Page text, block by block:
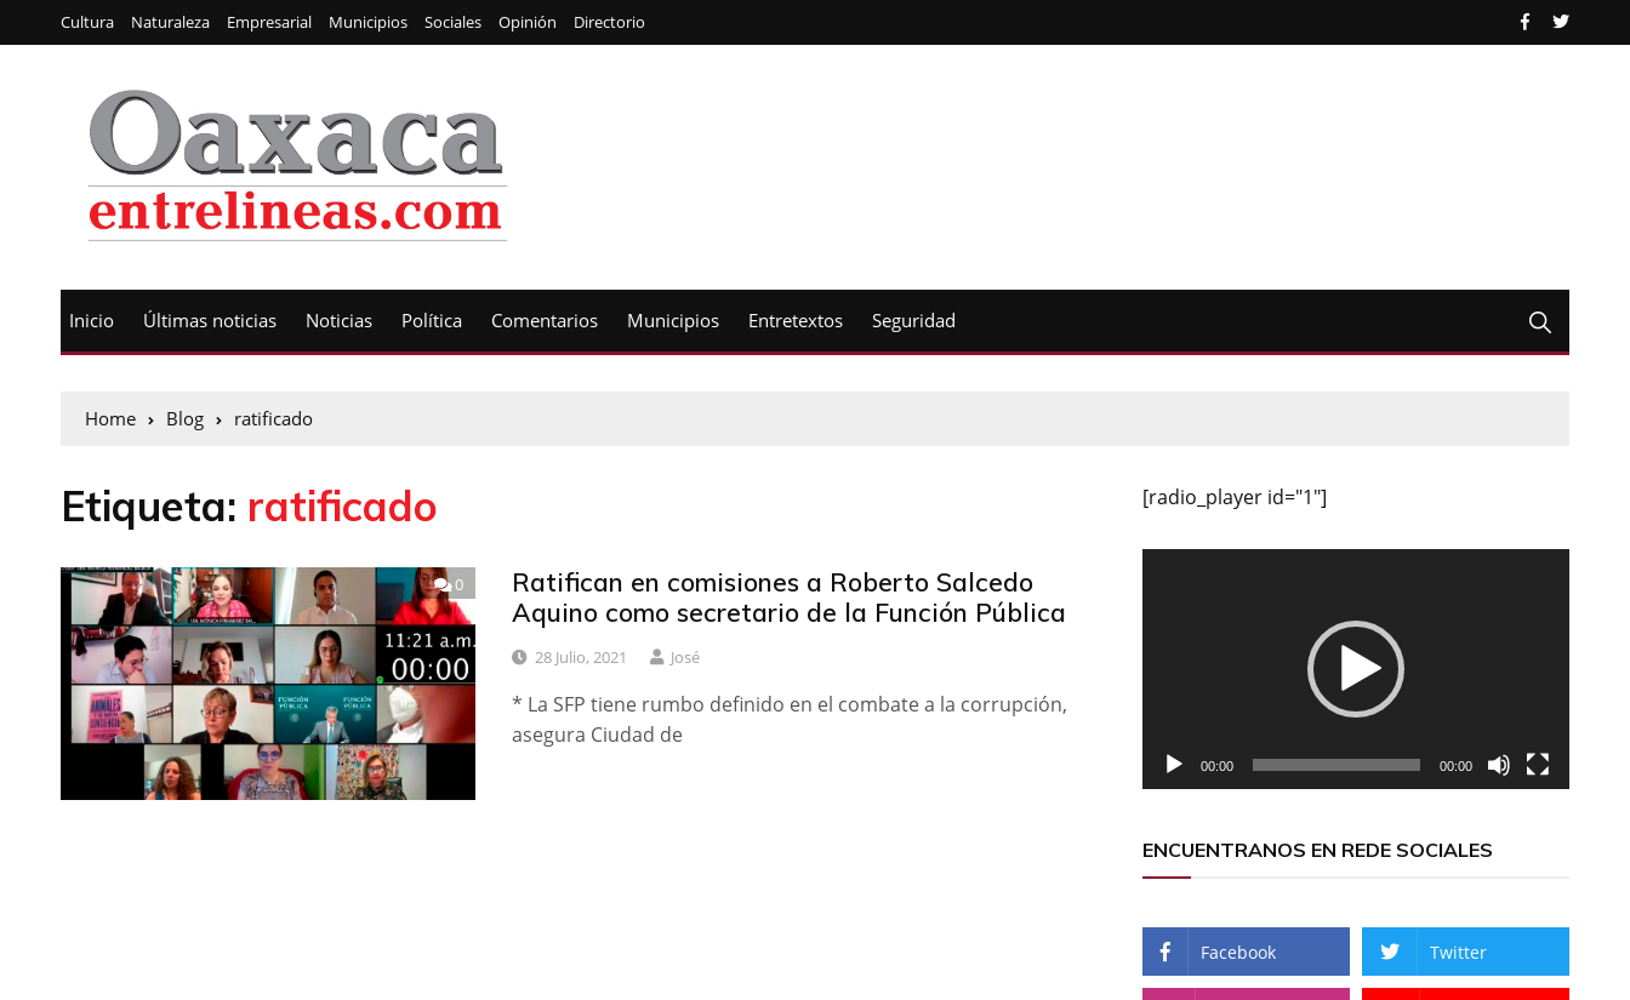
Cultura Naturaleza Empresarial Municipios Sociales Opinión Directorio
Inicio Últimas noticias Noticias Política Comentarios Municipios Entretextos Seguridad
Home Blog ratificado
Etiqueta: ratificado
0
Ratifican en comisiones a Roberto Salcedo
Aquino como secretario de la Función Pública
28 Julio, 2021 José
* La SFP tiene rumbo definido en el combate a la corrupción,
asegura Ciudad de
[radio_player id="1"]
00:00 00:00
ENCUENTRANOS EN REDE SOCIALES
Facebook Twitter